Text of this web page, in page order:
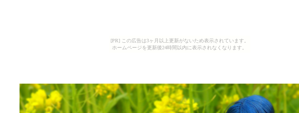
[PR] この広告は3ヶ月以上更新がないため表示されています。
ホームページを更新後24時間以内に表示されなくなります。